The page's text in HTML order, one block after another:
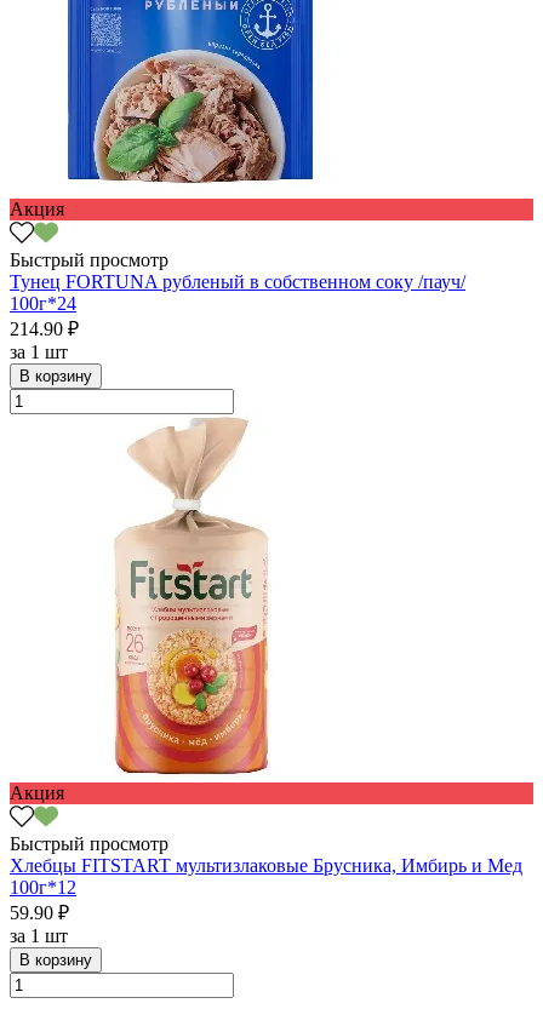
Акция
Быстрый просмотр
Тунец FORTUNA рубленый в собственном соку /пауч/
100г*24
214.90 ₽
за 1 шт
В корзину
Акция
Быстрый просмотр
Хлебцы FITSTART мультизлаковые Брусника, Имбирь и Мед
100г*12
59.90 ₽
за 1 шт
В корзину